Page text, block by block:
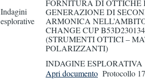
Indagini
esplorative
FORNITURA DI OTTICHE
GENERAZIONE DI
ARMONICA
CHANGE CUP
(STRUMENTI OTTICI –
POLARIZZANTI)
INDAGINE ESPLORATIVA
Apri documento Protocollo